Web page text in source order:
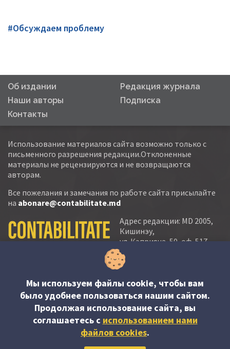
#Обсуждаем проблему
Об издании
Редакция журнала
Наши авторы
Подписка
Контакты
Использование материалов сайта возможно только с
письменного разрешения редакции.Отклоненные
материалы не рецензируются и не возвращаются
авторам.
Все пожелания и замечания по работе сайта присылайте
на abonare@contabilitate.md
Адрес редакции: MD 2005,
Кишинэу,
ул. Кэприяна, 50, оф. 517-
518
тел.:
тел./факс: (+373 22) 22 53 90
e-mail:
abonare@contabilitate.md
newsletter:
contabilitate
Мы используем файлы cookie, чтобы вам
было удобнее пользоваться нашим сайтом.
Продолжая использование сайта, вы
соглашаетесь c использованием нами
файлов cookies.